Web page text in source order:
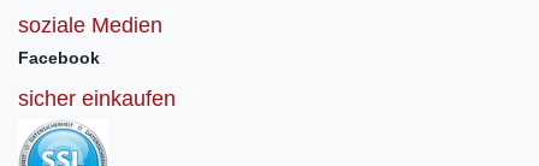
soziale Medien
Facebook
sicher einkaufen